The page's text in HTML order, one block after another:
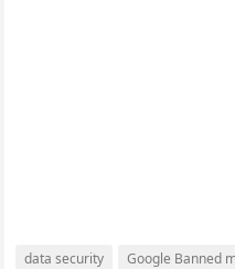
data security Google Banned